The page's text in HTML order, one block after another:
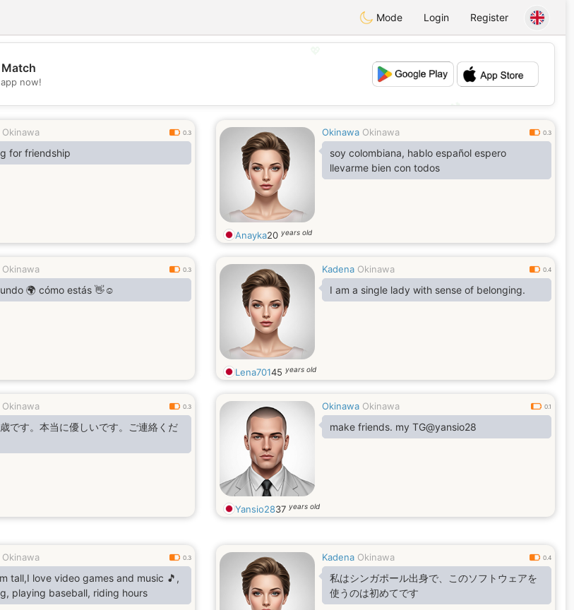
Mode Login Register
💕
now!
Okinawa 0.3
for friendship
Okinawa Okinawa 0.3
soy colombiana, hablo español espero
llevarme bien con todos
Anayka20 years old
Okinawa 0.3
🌍 cómo estás 👋☺️
Kadena Okinawa 0.4
I am a single lady with sense of belonging.
Lena70145 years old
Okinawa 0.3
です。本当に優しいです。ご連絡くだ
Okinawa Okinawa 0.1
make friends. my TG@yansio28
Yansio2837 years old
Okinawa 0.3
tall,I love video games and music 🎵,
playing baseball, riding hours
Kadena Okinawa 0.4
私はシンガポール出身で、このソフトウェアを
使うのは初めてです